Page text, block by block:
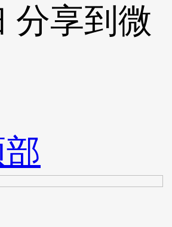
分享到微